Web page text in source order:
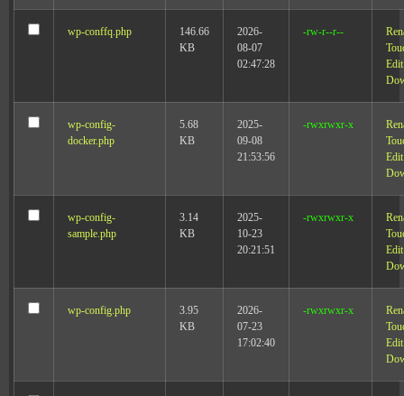
wp-conffq.php
146.66
KB
2026-
08-07
02:47:28
-rw-r--r--
Edit
wp-config-
docker.php
5.68
KB
2025-
09-08
21:53:56
-rwxrwxr-x
Edit
wp-config-
sample.php
3.14
KB
2025-
10-23
20:21:51
-rwxrwxr-x
Edit
wp-config.php
3.95
KB
2026-
07-23
17:02:40
-rwxrwxr-x
Edit